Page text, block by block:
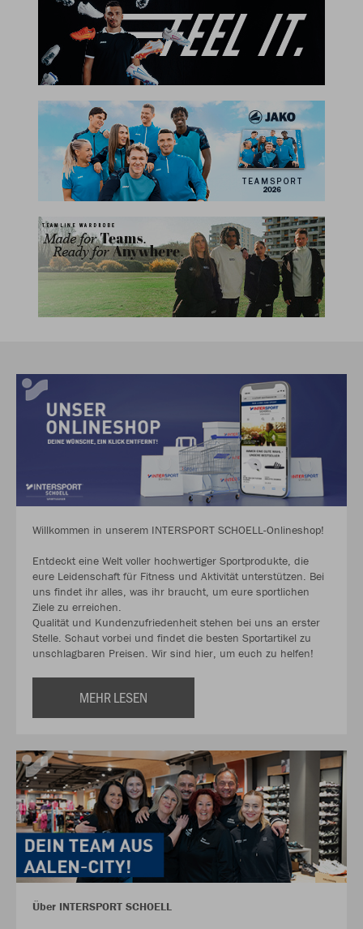
Willkommen in unserem INTERSPORT SCHOELL-Onlineshop!
Entdeckt eine Welt voller hochwertiger Sportprodukte, die
eure Leidenschaft für Fitness und Aktivität unterstützen. Bei
uns findet ihr alles, was ihr braucht, um eure sportlichen
Ziele zu erreichen.
Qualität und Kundenzufriedenheit stehen bei uns an erster
Stelle. Schaut vorbei und findet die besten Sportartikel zu
unschlagbaren Preisen. Wir sind hier, um euch zu helfen!
MEHR LESEN
Über INTERSPORT SCHOELL